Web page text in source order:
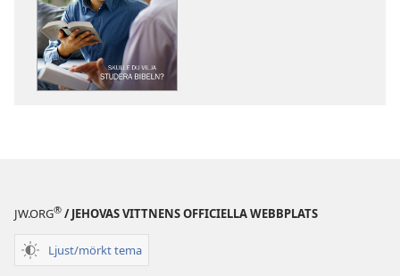
JW.ORG® / JEHOVAS VITTNENS OFFICIELLA WEBBPLATS
Ljust/mörkt tema